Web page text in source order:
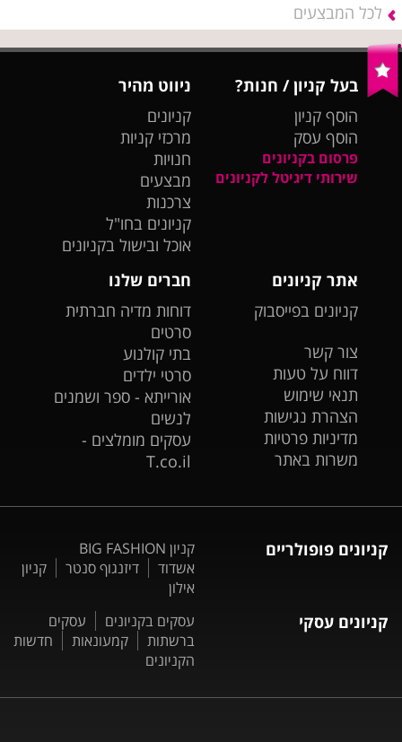
לכל המבצעים
בעל קניון / חנות?
הוסף קניון
הוסף עסק
פרסום בקניונים
שירותי דיגיטל לקניונים
ניווט מהיר
קניונים
מרכזי קניות
חנויות
מבצעים
צרכנות
קניונים בחו"ל
אוכל ובישול בקניונים
אתר קניונים
קניונים בפייסבוק
צור קשר
דווח על טעות
תנאי שימוש
הצהרת נגישות
מדיניות פרטיות
משרות באתר
חברים שלנו
דוחות מדיה חברתית
סרטים
בתי קולנוע
סרטי ילדים
אורייתא - ספר ושמנים
לנשים
עסקים מומלצים -
T.co.il
קניונים פופולריים
קניון BIG FASHION
אשדוד
דיזנגוף סנטר
קניון
אילון
קניונים עסקי עסקים בקניונים
עסקים
ברשתות
קמעונאות
חדשות
הקניונים